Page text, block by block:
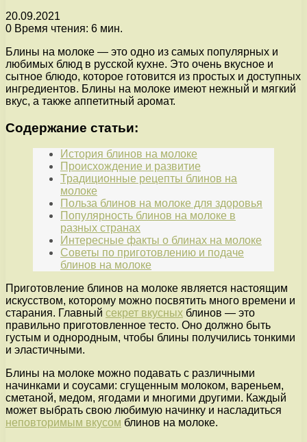
20.09.2021
0 Время чтения: 6 мин.
Блины на молоке — это одно из самых популярных и
любимых блюд в русской кухне. Это очень вкусное и
сытное блюдо, которое готовится из простых и доступных
ингредиентов. Блины на молоке имеют нежный и мягкий
вкус, а также аппетитный аромат.
Содержание статьи:
История блинов на молоке
Происхождение и развитие
Традиционные рецепты блинов на
молоке
Польза блинов на молоке для здоровья
Популярность блинов на молоке в
разных странах
Интересные факты о блинах на молоке
Советы по приготовлению и подаче
блинов на молоке
Приготовление блинов на молоке является настоящим
искусством, которому можно посвятить много времени и
старания. Главный секрет вкусных блинов — это
правильно приготовленное тесто. Оно должно быть
густым и однородным, чтобы блины получились тонкими
и эластичными.
Блины на молоке можно подавать с различными
начинками и соусами: сгущенным молоком, вареньем,
сметаной, медом, ягодами и многими другими. Каждый
может выбрать свою любимую начинку и насладиться
неповторимым вкусом блинов на молоке.